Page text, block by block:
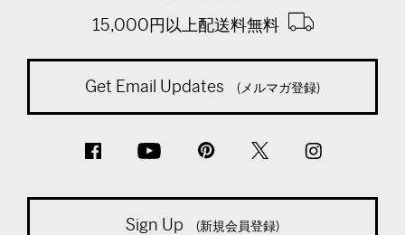
15,000円以上配送料無料
Get Email Updates (メルマガ登録)
Sign Up (新規会員登録)